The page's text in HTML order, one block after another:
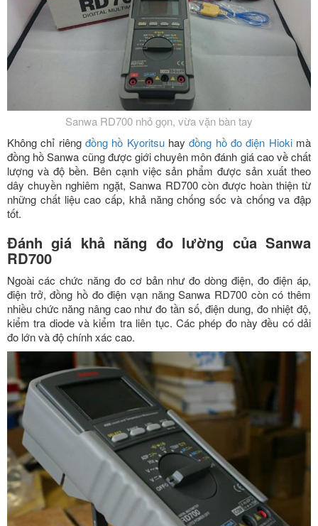
Sanwa RD700 nhỏ gọn, vừa vặn bàn tay
Không chỉ riêng đồng hồ Kyoritsuhayđồng hồ đo điện Hiokimà
đồng hồ Sanwa cũng được giới chuyên môn đánh giá cao về chất
lượng và độ bền. Bên cạnh việc sản phẩm được sản xuất theo
dây chuyền nghiêm ngặt, Sanwa RD700 còn được hoàn thiện từ
những chất liệu cao cấp, khả năng chống sốc và chống va đập
tốt.
Đánh giá khả năng đo lường của Sanwa
RD700
Ngoài các chức năng đo cơ bản như đo dòng điện, đo điện áp,
điện trở, đồng hồ đo điện vạn năng Sanwa RD700 còn có thêm
nhiều chức năng nâng cao như đo tần số, điện dung, đo nhiệt độ,
kiểm tra diode và kiểm tra liên tục. Các phép đo này đều có dải
đo lớn và độ chính xác cao.